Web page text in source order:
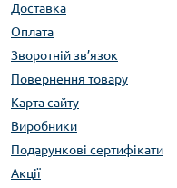
Доставка
Оплата
Зворотній зв’язок
Повернення товару
Карта сайту
Виробники
Подарункові сертифікати
Акції